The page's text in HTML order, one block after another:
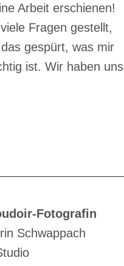
Arbeit erschienen!
Fragen gestellt,
gespürt, was mir
ist. Wir haben uns
Fotografin
Schwappach